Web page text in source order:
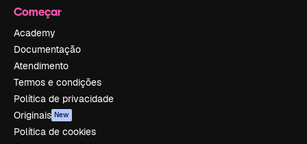
Começar
Academy
Documentação
Atendimento
Termos e condições
Política de privacidade
Originais New
Política de cookies